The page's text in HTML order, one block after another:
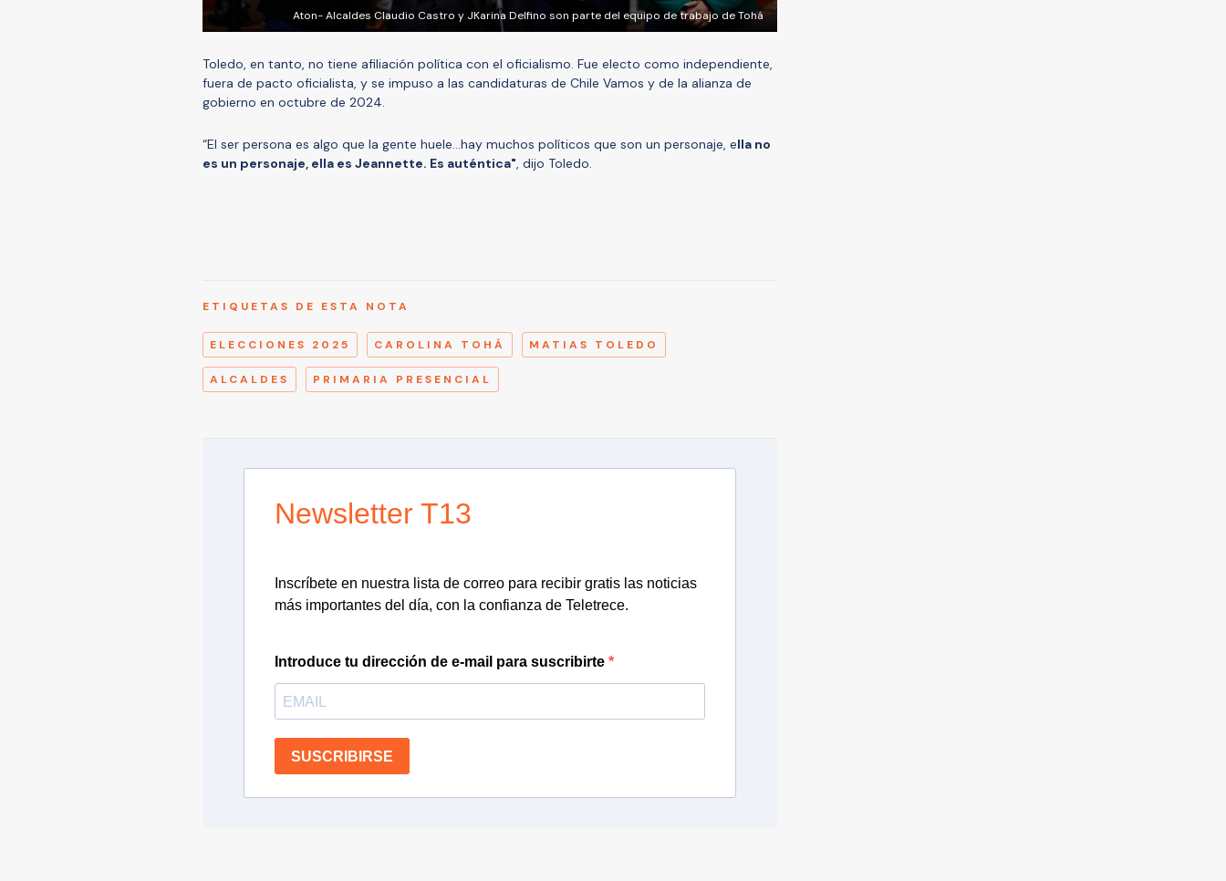
Aton- Alcaldes Claudio Castro y JKarina Delfino son parte del equipo de trabajo de Tohá
Toledo, en tanto, no tiene afiliación política con el oficialismo. Fue electo como independiente,
fuera de pacto oficialista, y se impuso a las candidaturas de Chile Vamos y de la alianza de
gobierno en octubre de 2024.
“El ser persona es algo que la gente huele…hay muchos políticos que son un personaje, ella no
es un personaje, ella es Jeannette. Es auténtica", dijo Toledo.
ETIQUETAS DE ESTA NOTA
ELECCIONES 2025 CAROLINA TOHÁ MATIAS TOLEDO
ALCALDES PRIMARIA PRESENCIAL
Newsletter T13
Inscríbete en nuestra lista de correo para recibir gratis las noticias
más importantes del día, con la confianza de Teletrece.
Introduce tu dirección de e-mail para suscribirte
SUSCRIBIRSE